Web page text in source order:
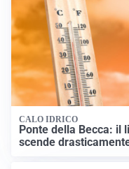
CALO IDRICO
Ponte della Becca: il
scende